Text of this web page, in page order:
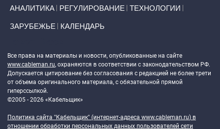
АНАЛИТИКА РЕГУЛИРОВАНИЕ ТЕХНОЛОГИИ
ЗАРУБЕЖЬЕ КАЛЕНДАРЬ
Все права на материалы и новости, опубликованные на сайте
www.cableman.ru, охраняются в соответствии с законодательством РФ.
Допускается цитирование без согласования с редакцией не более трети
от объема оригинального материала, с обязательной прямой
гиперссылкой.
©2005 - 2026 «Кабельщик»
Политика сайта "Кабельщик" (интернет-адреса www.cableman.ru) в
отношении обработки персональных данных пользователей сети